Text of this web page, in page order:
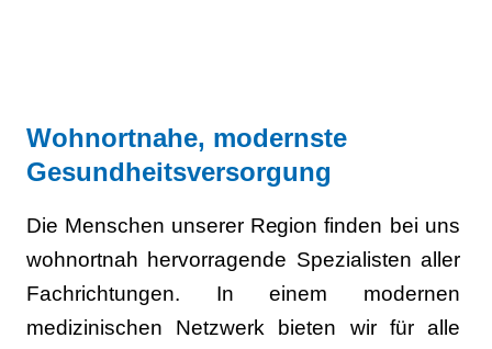
Wohnortnahe, modernste
Gesundheitsversorgung
Die Menschen unserer Region finden bei uns
wohnortnah hervorragende Spezialisten aller
Fachrichtungen. In einem modernen
medizinischen Netzwerk bieten wir für alle